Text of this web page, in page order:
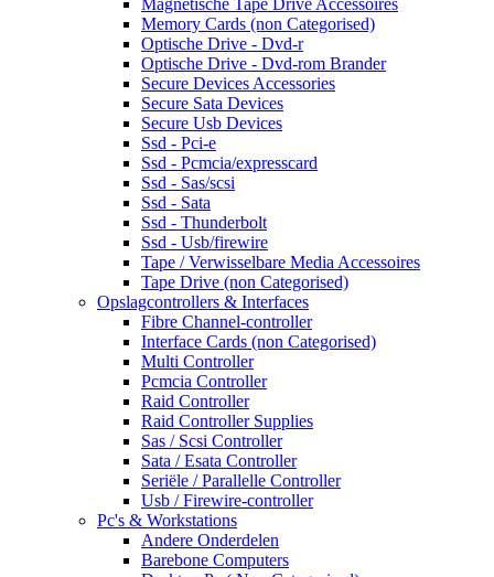
Memory Cards (non Categorised)
Optische Drive - Dvd-r
Optische Drive - Dvd-rom Brander
Secure Devices Accessories
Secure Sata Devices
Secure Usb Devices
Ssd - Pci-e
Ssd - Pcmcia/expresscard
Ssd - Sas/scsi
Ssd - Sata
Ssd - Thunderbolt
Ssd - Usb/firewire
Tape / Verwisselbare Media Accessoires
Tape Drive (non Categorised)
Opslagcontrollers & Interfaces
Fibre Channel-controller
Interface Cards (non Categorised)
Multi Controller
Pcmcia Controller
Raid Controller
Raid Controller Supplies
Sas / Scsi Controller
Sata / Esata Controller
Seriële / Parallelle Controller
Usb / Firewire-controller
Pc's & Workstations
Andere Onderdelen
Barebone Computers